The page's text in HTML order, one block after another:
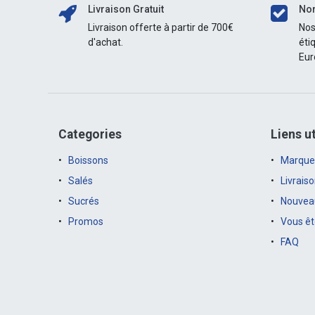
Livraison Gratuit
Livraison offerte à partir de 700€
d'achat.
Categories
Boissons
Salés
Sucrés
Promos
Liens
Vous
FAQ